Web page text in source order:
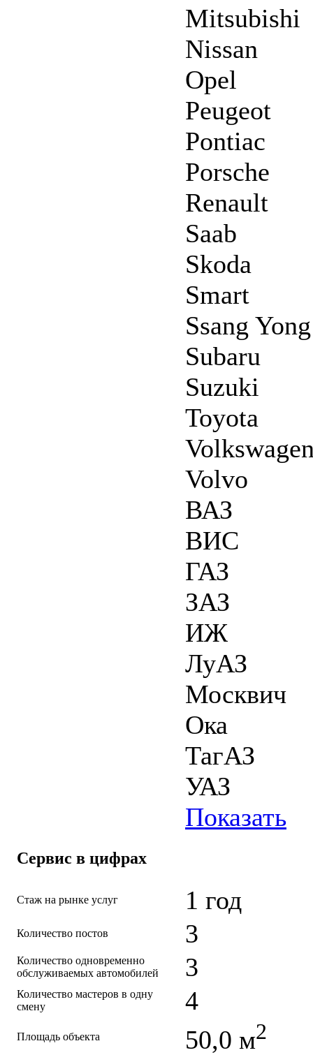
Mitsubishi
Nissan
Opel
Peugeot
Pontiac
Porsche
Renault
Saab
Skoda
Smart
Ssang Yong
Subaru
Suzuki
Toyota
Volvo
ВАЗ
ВИС
ГАЗ
ЗАЗ
ИЖ
ЛуАЗ
Москвич
Ока
ТагАЗ
УАЗ
Показать
Сервис в цифрах
Стаж на рынке услуг 1 год
Количество постов 3
Количество одновременно
обслуживаемых автомобилей
3
Количество мастеров в одну
смену
4
Площадь объекта 50,0 м2